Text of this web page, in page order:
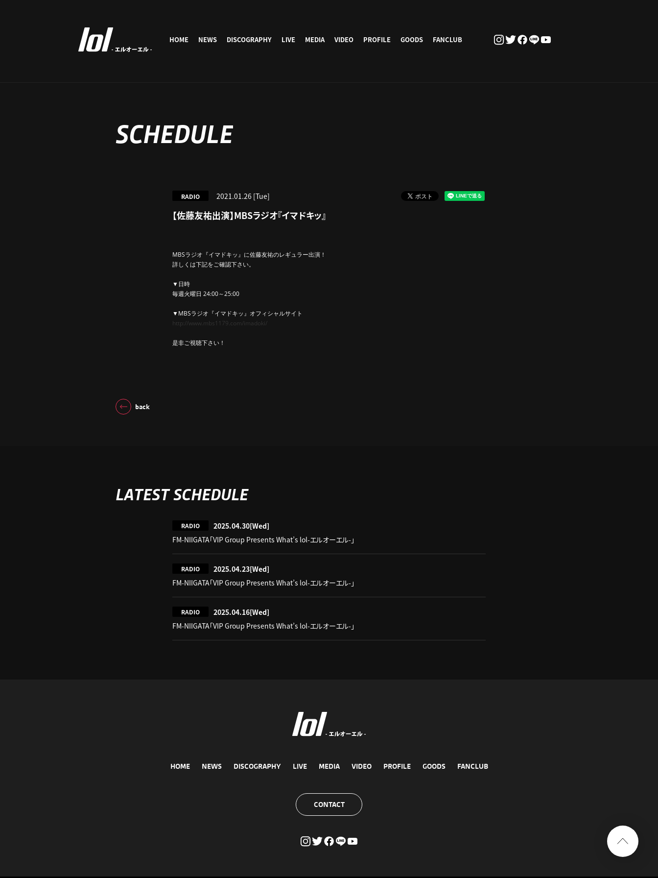
HOME NEWS DISCOGRAPHY LIVE MEDIA VIDEO PROFILE GOODS FANCLUB
SCHEDULE
2021.01.26 [Tue]
RADIO
【佐藤友祐出演】MBSラジオ『イマドキッ』
MBSラジオ『イマドキッ』に佐藤友祐のレギュラー出演！
詳しくは下記をご確認下さい。
▼日時
毎週火曜日 24:00～25:00
▼MBSラジオ『イマドキッ』オフィシャルサイト
http://www.mbs1179.com/imadoki/
是非ご視聴下さい！
back
LATEST SCHEDULE
RADIO 2025.04.30[Wed]
FM-NIIGATA「VIP Group Presents What’s lol-エルオーエル-」
RADIO 2025.04.23[Wed]
FM-NIIGATA「VIP Group Presents What’s lol-エルオーエル-」
RADIO 2025.04.16[Wed]
FM-NIIGATA「VIP Group Presents What’s lol-エルオーエル-」
HOME NEWS DISCOGRAPHY LIVE MEDIA VIDEO PROFILE GOODS FANCLUB
CONTACT